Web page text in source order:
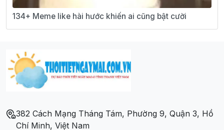
134+ Meme like hài hước khiến ai cũng bật cười
382 Cách Mạng Tháng Tám, Phường 9, Quận 3, Hồ
Chí Minh, Việt Nam